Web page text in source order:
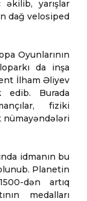
əkilib, yarışlar
dağ velosiped
Oyunlarının
da inşa
İlham Əliyev
edib. Burada
fiziki
nümayəndələri
idmanın bu
Planetin
dən artıq
medalları